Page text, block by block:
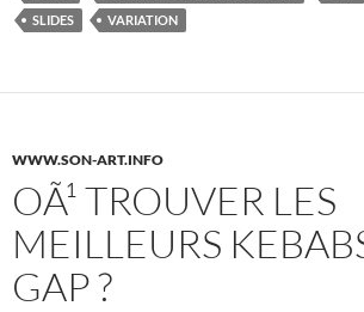
SLIDES
VARIATION
WWW.SON-ART.INFO
OÃ¹ TROUVER LES
MEILLEURS
GAP ?